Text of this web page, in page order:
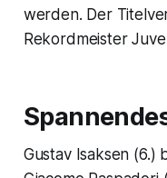
werden. Der
Rekordmeister
Gustav Isaksen (6.)